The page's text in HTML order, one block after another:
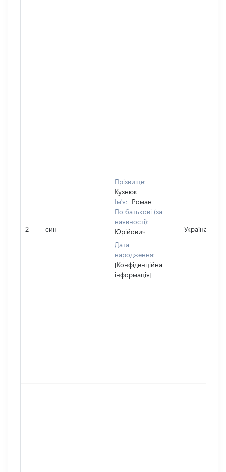
2 син
Прізвище:
Кузнюк
Ім'я:
Роман
По батькові (за
наявності):
Юрійович
Дата
народження:
[Конфіденційна
інформація]
Україна